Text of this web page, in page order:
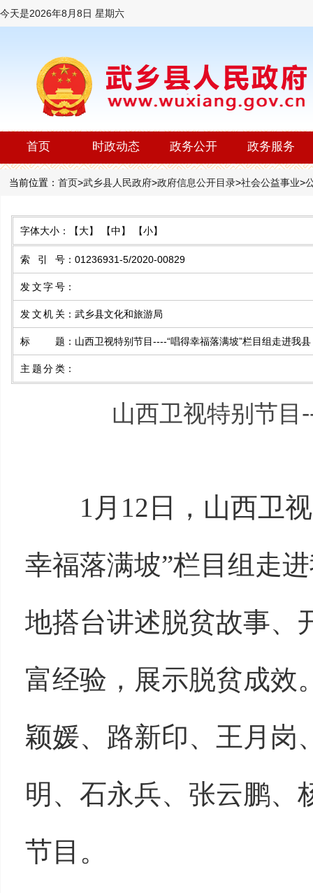
今天是2026年8月8日 星期六
首页 时政动态 政务公开 政务服务
当前位置： 首页>武乡县人民政府>政府信息公开目录>社会公益事业>
字体大小： 【大】 【中】 【小】
索 引 号 ： 01236931-5/2020-00829
发文字号 ：
发文机关 ： 武乡县文化和旅游局
标 题 ： 山西卫视特别节目----“唱得幸福落满坡”栏目组走进我县
主题分类 ：
山西卫视特别节目
1月12日，山西卫
幸福落满坡”栏目组走
地搭台讲述脱贫故事、
富经验，展示脱贫成效
颖媛、路新印、王月岗
明、石永兵、张云鹏、
节目。